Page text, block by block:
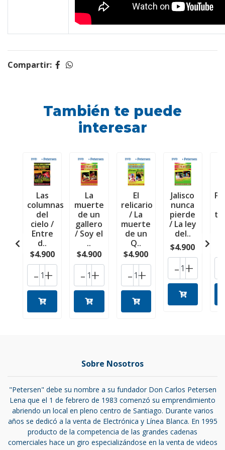
Compartir:
También te puede
interesar
Las
columnas
del
cielo /
Entre
d..
$4.900
+
-
La
muerte
de un
gallero
/ Soy el
..
$4.900
+
-
El
relicario
/ La
muerte
de un
Q..
$4.900
+
-
Jalisco
nunca
pierde
/ La ley
del..
$4.900
+
-
Sobre Nosotros
"Petersen" debe su nombre a su fundador Don Carlos Petersen
Lena que el 1 de febrero de 1983 comenzó su emprendimiento
abriendo un local en pleno centro de Santiago. Durante varios
años se dedicó a la venta de Electrónica y Línea Blanca. En 1995
producto de la competencia de las grandes cadenas
comerciales hace un giro especializándose en la venta de videos